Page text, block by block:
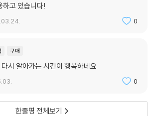
하고 있습니다!
0
구매
시 알아가는 시간이 행복하네요
0
한줄평 전체보기